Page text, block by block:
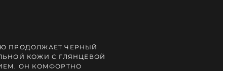
ПРОДОЛЖАЕТ ЧЕРНЫЙ
КОЖИ С ГЛЯНЦЕВОЙ
ОН КОМФОРТНО